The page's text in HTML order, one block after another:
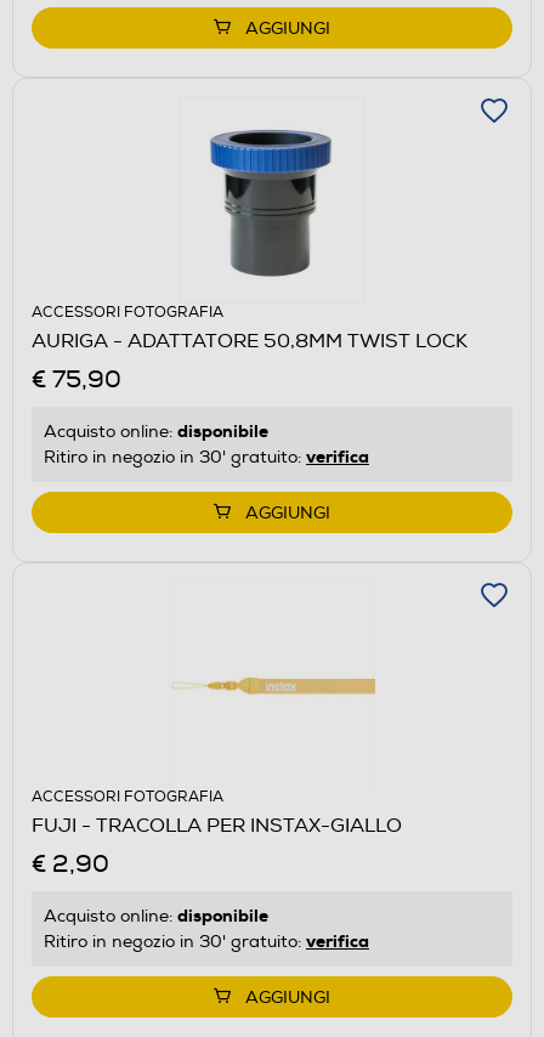
AGGIUNGI
ACCESSORI FOTOGRAFIA
AURIGA - ADATTATORE 50,8MM TWIST LOCK
€ 75,90
Acquisto online: disponibile
Ritiro in negozio in 30' gratuito: verifica
AGGIUNGI
ACCESSORI FOTOGRAFIA
FUJI - TRACOLLA PER INSTAX-GIALLO
€ 2,90
Acquisto online: disponibile
Ritiro in negozio in 30' gratuito: verifica
AGGIUNGI